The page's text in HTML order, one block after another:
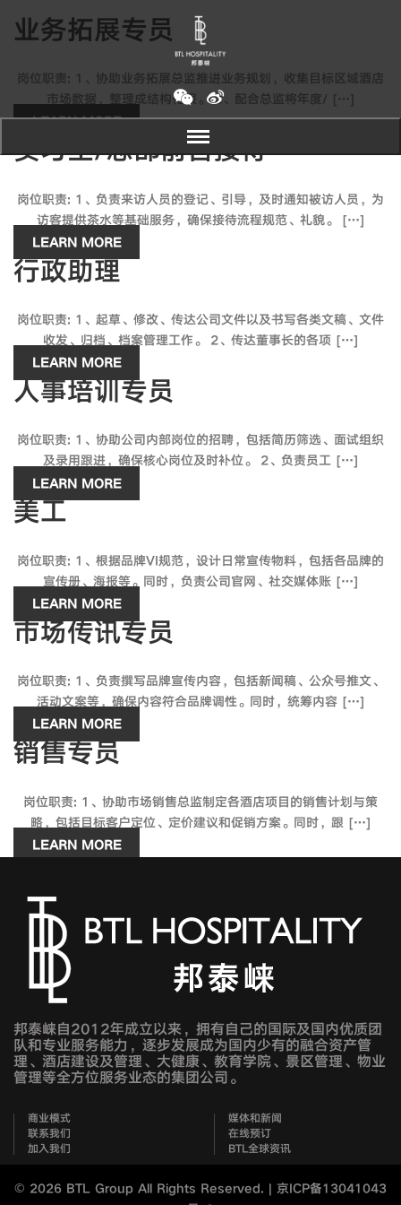
业务拓展专员
岗位职责: 1、协助业务拓展总监推进业务规划，收集目标区域酒店
市场数据，整理成结构化报。 2、配合总监将年度/ […]
LEARN MORE
实习生/总部前台接待
岗位职责: 1、负责来访人员的登记、引导，及时通知被访人员，为
访客提供茶水等基础服务，确保接待流程规范、礼貌。 […]
LEARN MORE
行政助理
岗位职责: 1、起草、修改、传达公司文件以及书写各类文稿、文件
收发、归档、档案管理工作。 2、传达董事长的各项 […]
LEARN MORE
人事培训专员
岗位职责: 1、协助公司内部岗位的招聘，包括简历筛选、面试组织
及录用跟进，确保核心岗位及时补位。 2、负责员工 […]
LEARN MORE
美工
岗位职责: 1、根据品牌VI规范，设计日常宣传物料，包括各品牌的
宣传册、海报等。同时，负责公司官网、社交媒体账 […]
LEARN MORE
市场传讯专员
岗位职责: 1、负责撰写品牌宣传内容，包括新闻稿、公众号推文、
活动文案等，确保内容符合品牌调性。同时，统筹内容 […]
LEARN MORE
销售专员
岗位职责: 1、协助市场销售总监制定各酒店项目的销售计划与策
略，包括目标客户定位、定价建议和促销方案。同时，跟 […]
LEARN MORE
邦泰崃自2012年成立以来，拥有自己的国际及国内优质团
队和专业服务能力，逐步发展成为国内少有的融合资产管
理、酒店建设及管理、大健康、教育学院、景区管理、物业
管理等全方位服务业态的集团公司。
商业模式
联系我们
加入我们
媒体和新闻
在线预订
BTL全球资讯
© 2026 BTL Group All Rights Reserved. | 京ICP备13041043